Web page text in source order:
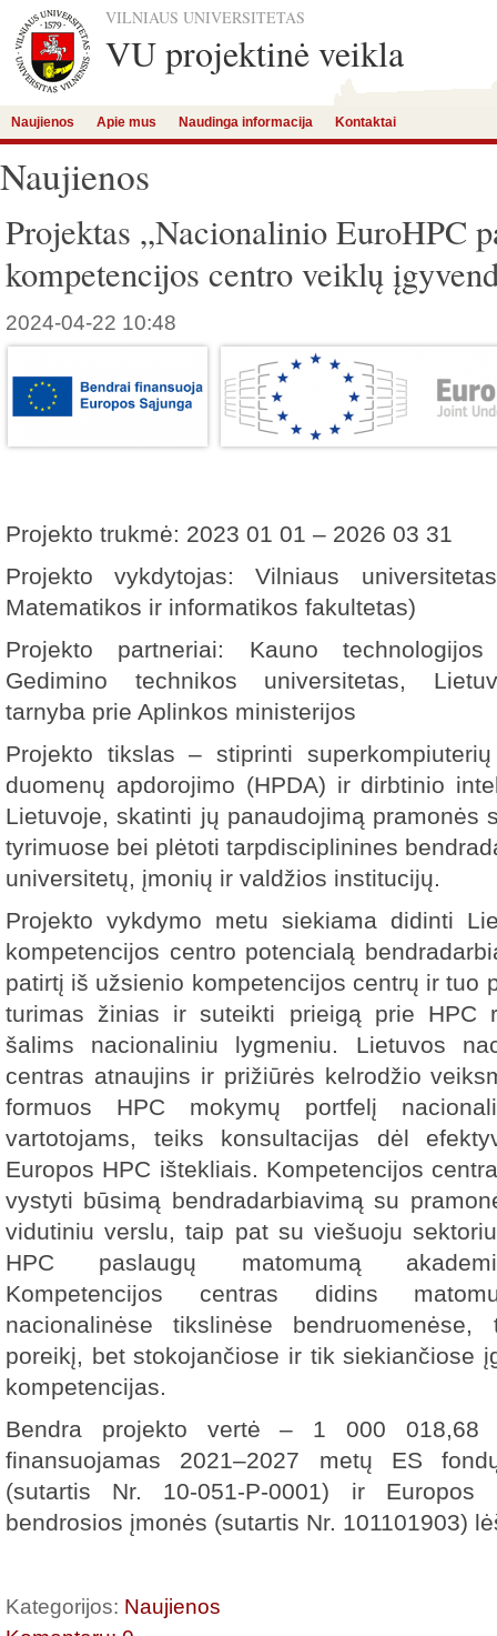
VILNIAUS UNIVERSITETAS
VU projektinė veikla
Naujienos Apie mus Naudinga informacija Kontaktai
Naujienos
Projektas „Nacionalinio EuroHPC
kompetencijos centro veiklų
2024-04-22 10:48
Projekto trukmė: 2023 01 01 – 2026 03 31
Projekto vykdytojas: Vilniaus
Matematikos ir informatikos fakultetas)
Projekto partneriai: Kauno
Gedimino technikos universitetas,
tarnyba prie Aplinkos ministerijos
Projekto tikslas – stiprinti
duomenų apdorojimo (HPDA) ir dirbtinio
Lietuvoje, skatinti jų panaudojimą pramonės
tyrimuose bei plėtoti tarpdisciplinines
universitetų, įmonių ir valdžios institucijų.
Projekto vykdymo metu siekiama didinti
kompetencijos centro potencialą
patirtį iš užsienio kompetencijos centrų ir tuo
turimas žinias ir suteikti prieigą prie HPC
šalims nacionaliniu lygmeniu. Lietuvos
centras atnaujins ir prižiūrės kelrodžio
formuos HPC mokymų portfelį
vartotojams, teiks konsultacijas dėl
Europos HPC ištekliais. Kompetencijos
vystyti būsimą bendradarbiavimą su
vidutiniu verslu, taip pat su viešuoju
HPC paslaugų matomumą
Kompetencijos centras didins
nacionalinėse tikslinėse
poreikį, bet stokojančiose ir tik siekiančiose
kompetencijas.
Bendra projekto vertė – 1 000 018,68
finansuojamas 2021–2027 metų ES
(sutartis Nr. 10-051-P-0001) ir Europos
bendrosios įmonės (sutartis Nr. 101101903)
Kategorijos: Naujienos